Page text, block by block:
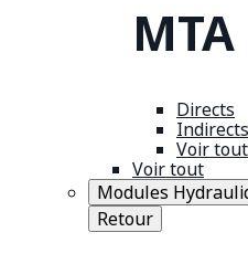
MTA
Directs
Indirects
Voir tout
Voir tout
Modules
Retour